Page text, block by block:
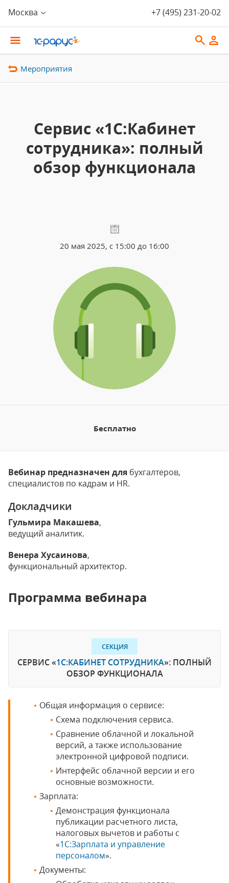
Москва +7 (495) 231-20-02
Мероприятия
Сервис «1С:Кабинет
сотрудника»: полный
обзор функционала
20 мая 2025, с 15:00 до 16:00
Бесплатно
Вебинар предназначен для бухгалтеров,
специалистов по кадрам и HR.
Докладчики
Гульмира Макашева,
ведущий аналитик.
Венера Хусаинова,
функциональный архитектор.
Программа вебинара
СЕКЦИЯ
СЕРВИС «1С:КАБИНЕТ СОТРУДНИКА»: ПОЛНЫЙ
ОБЗОР ФУНКЦИОНАЛА
Общая информация о сервисе:
Схема подключения сервиса.
Сравнение облачной и локальной
версий, а также использование
электронной цифровой подписи.
Интерфейс облачной версии и его
основные возможности.
Зарплата:
Демонстрация функционала
публикации расчетного листа,
налоговых вычетов и работы с
«1С:Зарплата и управление
персоналом».
Документы: